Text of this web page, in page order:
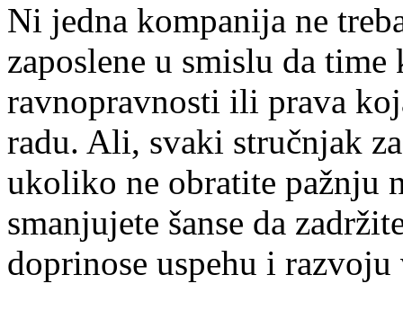
Ni jedna kompanija ne
zaposlene u smislu da
ravnopravnosti ili prava
radu. Ali, svaki stručnjak
ukoliko ne obratite pažnju
smanjujete šanse da
doprinose uspehu i razvoju